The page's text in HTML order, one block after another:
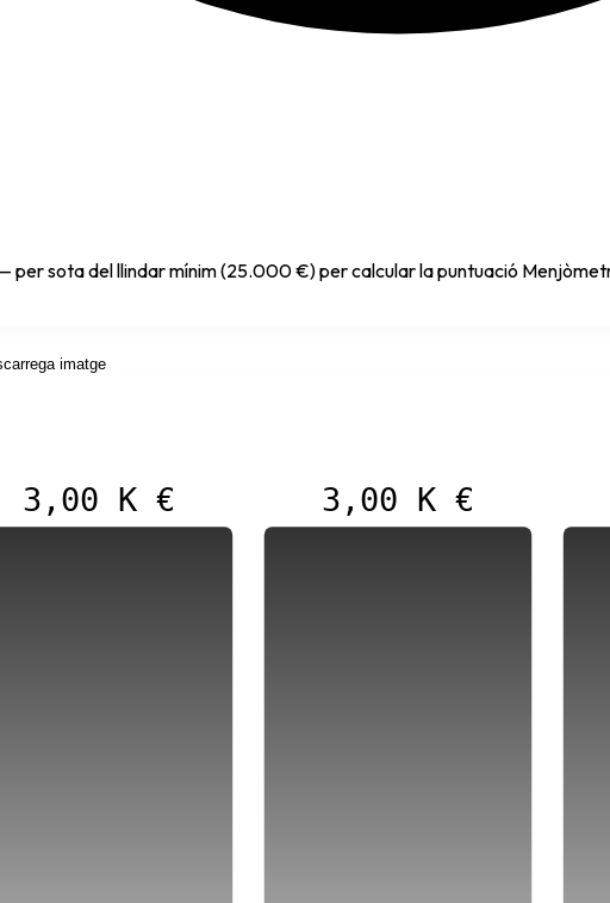
per sota del llindar mínim (25.000 €) per calcular la puntuació
imatge
3,00 K € 3,00 K €